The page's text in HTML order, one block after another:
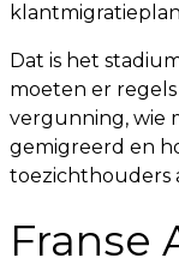
Dat is het
moeten er
vergunning, wie
gemigreerd en
toezichthouders
Franse